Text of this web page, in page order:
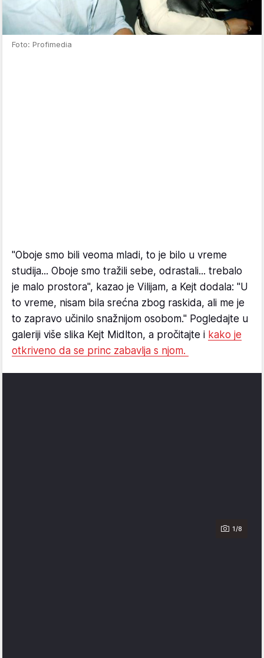
Foto: Profimedia
"Oboje smo bili veoma mladi, to je bilo u vreme
studija... Oboje smo tražili sebe, odrastali... trebalo
je malo prostora", kazao je Vilijam, a Kejt dodala: "U
to vreme, nisam bila srećna zbog raskida, ali me je
to zapravo učinilo snažnijom osobom." Pogledajte u
galeriji više slika Kejt Midlton, a pročitajte i kako je
otkriveno da se princ zabavlja s njom.
1/8